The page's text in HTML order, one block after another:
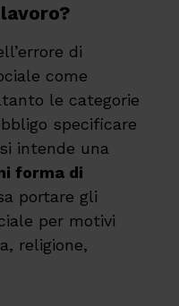
di
come
le categorie
specificare
intende una
forma di
portare gli
per motivi
religione,